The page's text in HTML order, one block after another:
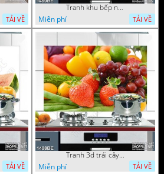
TẢI VỀ
Tranh khu bếp nhiều trái cây tươi
Miễn phí
TẢI VỀ
TẢI VỀ
Tranh 3d trái cây tươi trong góc bếp
Miễn phí
TẢI VỀ